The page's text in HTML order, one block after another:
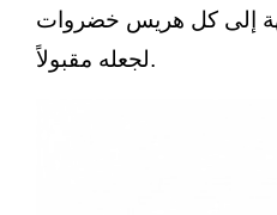
إلى كل هريس خضروات
لجعله مقبولاً.